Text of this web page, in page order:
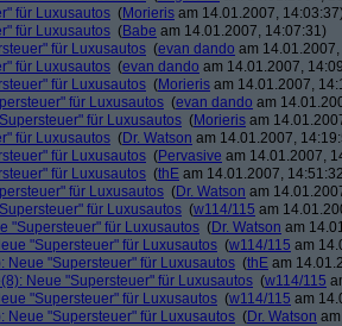
für Luxusautos (Morieris am 14.01.2007,
für Luxusautos (Babe am 14.01.2007, 14:07:31)
für Luxusautos (evan dando am
für Luxusautos (evan dando am 14.01.2007,
für Luxusautos (Morieris am 14.01.2007,
für Luxusautos (evan dando am
für Luxusautos (Morieris am
für Luxusautos (Dr. Watson am 14.01.2007,
für Luxusautos (Pervasive am 14.01.2007,
für Luxusautos (thE am 14.01.2007,
für Luxusautos (Dr. Watson am
für Luxusautos (w114/115 am
"Supersteuer" für Luxusautos (Dr. Watson am
"Supersteuer" für Luxusautos (w114/115 am
Neue "Supersteuer" für Luxusautos (thE am
Neue "Supersteuer" für Luxusautos (w114/115
"Supersteuer" für Luxusautos (w114/115 am
Neue "Supersteuer" für Luxusautos (Dr. Watson